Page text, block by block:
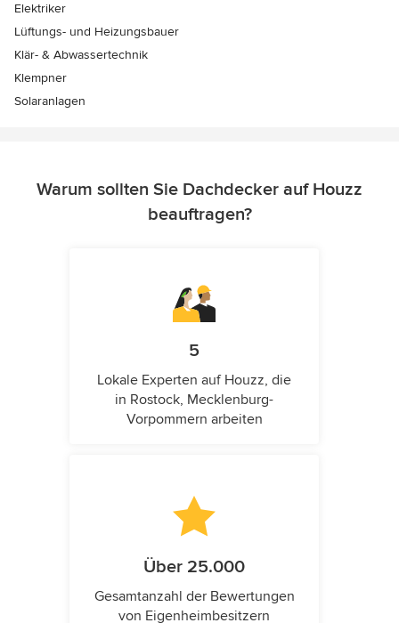
Elektriker
Lüftungs- und Heizungsbauer
Klär- & Abwassertechnik
Klempner
Solaranlagen
Warum sollten Sie Dachdecker auf Houzz
beauftragen?
5
Lokale Experten auf Houzz, die
in Rostock, Mecklenburg-
Vorpommern arbeiten
Über 25.000
Gesamtanzahl der Bewertungen
von Eigenheimbesitzern